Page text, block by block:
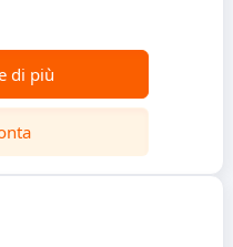
di più